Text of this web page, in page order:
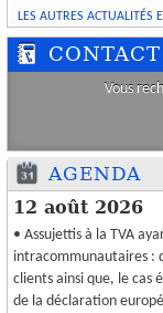
LES AUTRES ACTUALITÉS
CONTACT
Vous
AGENDA
12 août 2026
• Assujettis à la TVA
intracommunautaires :
clients ainsi que, le cas
de la déclaration